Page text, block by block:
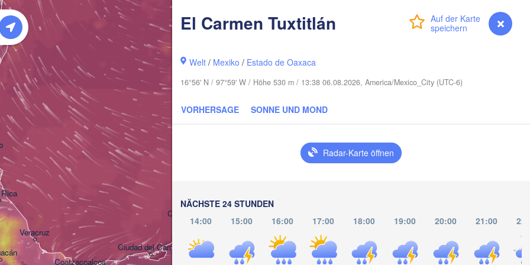
Anmelden myVentusky Vorhersage
El Carmen Tuxtitlán
Welt / Mexiko / Estado de Oaxaca
16°56' N / 97°59' W / Höhe 530 m / 13:38 06.08.2026, America/Mexico_City (UTC-6)
VORHERSAGE SONNE UND MOND
Radar-Karte öffnen
NÄCHSTE 24 STUNDEN
14:00
15:00 16:00 17:00 18:00 19:00 20:00 21:00
Campeche
Coatzacoalcos
Ciudad del Carmen
Veracruz
Cape Coral
Chetumal